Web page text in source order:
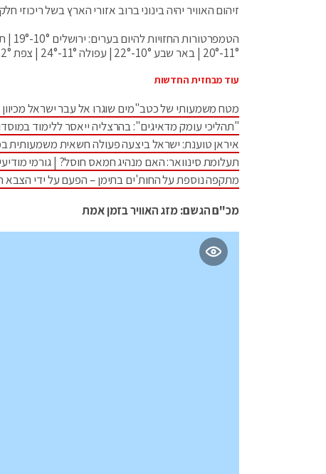
זיהום האוויר יהיה בינוני ברוב אזורי הארץ בשל ריכוזי
11°-20° | באר שבע 10°-22° | עפולה 11°-24° | צפת 12°-17°
עוד מבחזית החדשות
מטח משמעותי של כטב"מים שוגרו אל עבר ישראל
"תהליכי עומק מדאיגים": בהרצליה ייאסר ללימוד
איראן טוענת: ישראל ביצעה פעולה חשאית משמעותית
תעלומת סינוואר: האם מנהיג חמאס חוסל? | גורמי
מתקפה נוספת על החות'ים בתימן – הפעם על ידי הצבא
מכ"ם הגשם: מזג האוויר בזמן אמת